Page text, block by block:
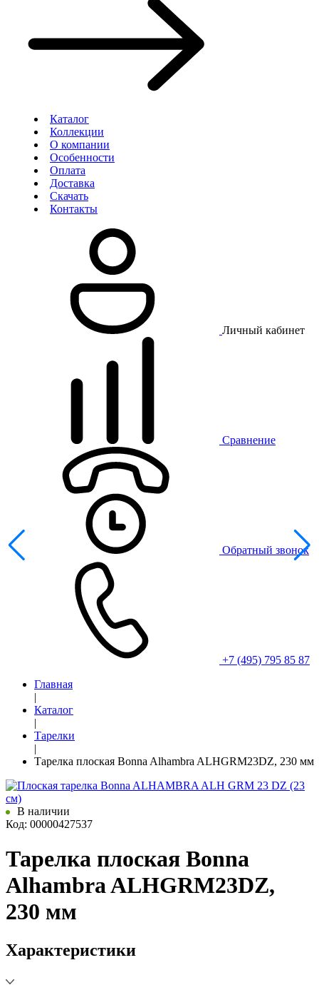
Каталог
Коллекции
О компании
Особенности
Оплата
Доставка
Скачать
Контакты
Личный кабинет
Сравнение
Обратный звонок
+7 (495) 795 85 87
Главная
|
Каталог
|
Тарелки
|
Тарелка плоская Bonna Alhambra ALHGRM23DZ, 230 мм
В наличии
Код: 00000427537
Тарелка плоская Bonna
Alhambra ALHGRM23DZ,
230 мм
Характеристики